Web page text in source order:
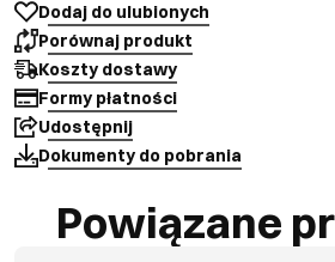
Dodaj do ulubionych
Porównaj produkt
Koszty dostawy
Formy płatności
Udostępnij
Dokumenty do pobrania
Powiązane